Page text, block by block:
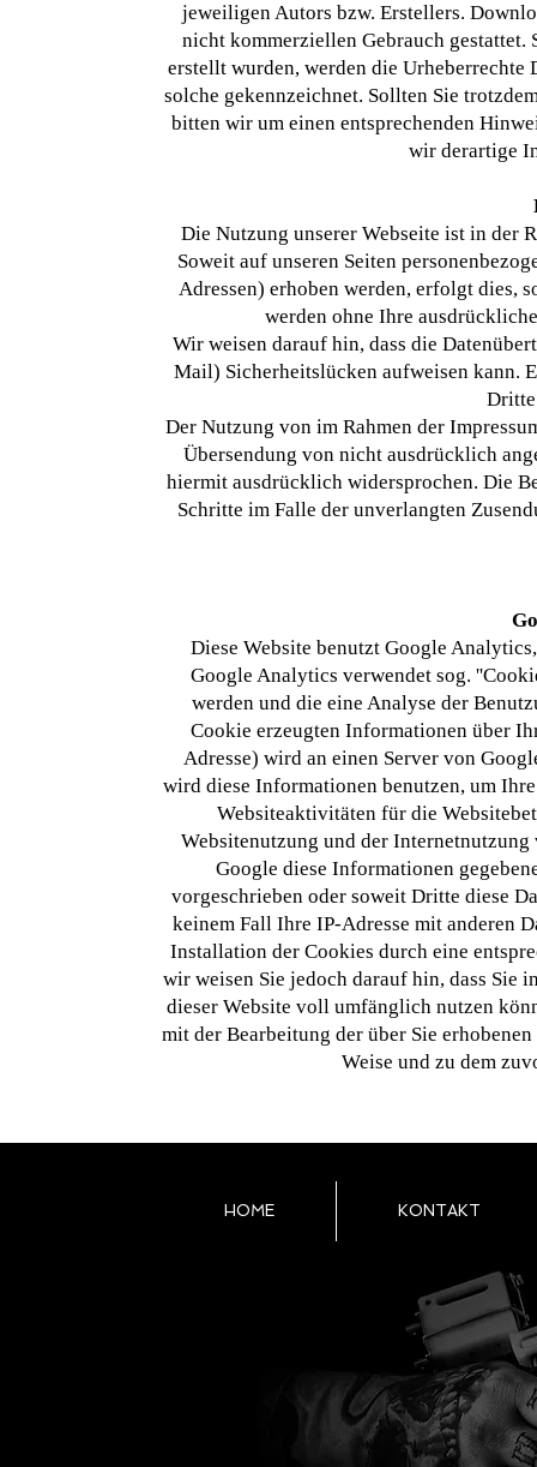
jeweiligen Autors bzw. Erstellers.
nicht kommerziellen Gebrauch
erstellt wurden, werden die
solche gekennzeichnet. Sollten Sie
bitten wir um einen entsprechenden
wir derartige
Die Nutzung unserer Webseite ist in der
Soweit auf unseren Seiten
Adressen) erhoben werden, erfolgt dies,
werden ohne Ihre
Wir weisen darauf hin, dass die
Mail) Sicherheitslücken aufweisen kann.
Der Nutzung von im Rahmen der
Übersendung von nicht ausdrücklich
hiermit ausdrücklich widersprochen. Die
Schritte im Falle der unverlangten
Diese Website benutzt Google
Google Analytics verwendet sog.
werden und die eine Analyse der
Cookie erzeugten Informationen über
Adresse) wird an einen Server von
wird diese Informationen benutzen, um
Websiteaktivitäten für die
Websitenutzung und der
Google diese Informationen
vorgeschrieben oder soweit Dritte diese
keinem Fall Ihre IP-Adresse mit anderen
Installation der Cookies durch eine
wir weisen Sie jedoch darauf hin, dass Sie
dieser Website voll umfänglich nutzen
mit der Bearbeitung der über Sie
Weise und zu dem
HOME KONTAKT